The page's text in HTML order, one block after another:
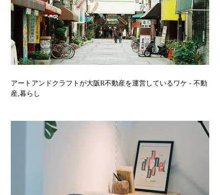
アートアンドクラフトが大阪R不動産を運営しているワケ- 不動
産,暮らし